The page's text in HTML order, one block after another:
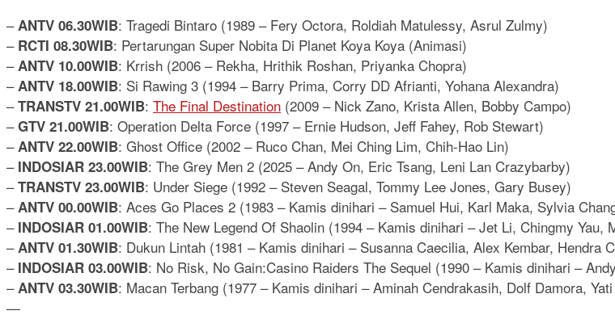
–ANTV 06.30WIB: Tragedi Bintaro (1989 – Fery Octora, Roldiah Matulessy, Asrul Zulmy)
– RCTI 08.30WIB: Pertarungan Super Nobita Di Planet Koya Koya (Animasi)
–ANTV 10.00WIB: Krrish (2006 – Rekha, Hrithik Roshan, Priyanka Chopra)
–ANTV 18.00WIB: Si Rawing 3 (1994 – Barry Prima, Corry DD Afrianti, Yohana Alexandra)
–TRANSTV 21.00WIB: The Final Destination (2009 – Nick Zano, Krista Allen, Bobby Campo)
–GTV 21.00WIB: Operation Delta Force (1997 – Ernie Hudson, Jeff Fahey, Rob Stewart)
–ANTV 22.00WIB: Ghost Office (2002 – Ruco Chan, Mei Ching Lim, Chih-Hao Lin)
– INDOSIAR 23.00WIB: The Grey Men 2 (2025 – Andy On, Eric Tsang, Leni Lan Crazybarby)
–TRANSTV 23.00WIB: Under Siege (1992 – Steven Seagal, Tommy Lee Jones, Gary Busey)
–ANTV 00.00WIB: Aces Go Places 2 (1983 – Kamis dinihari – Samuel Hui, Karl Maka, Sylvia
– INDOSIAR 01.00WIB: The New Legend Of Shaolin (1994 – Kamis dinihari – Jet Li, Chingmy Yau,
–ANTV 01.30WIB: Dukun Lintah (1981 – Kamis dinihari – Susanna Caecilia, Alex Kembar, Hendra
– INDOSIAR 03.00WIB: No Risk, No Gain:Casino Raiders The Sequel (1990 – Kamis dinihari –
–ANTV 03.30WIB: Macan Terbang (1977 – Kamis dinihari – Aminah Cendrakasih, Dolf Damora,
—